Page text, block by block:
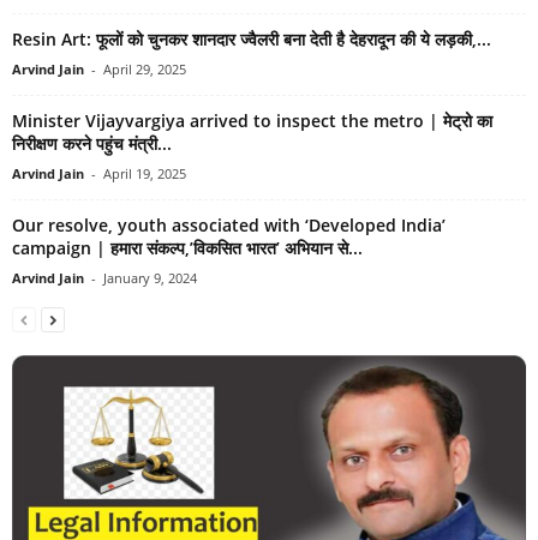
Resin Art: फूलों को चुनकर शानदार ज्वैलरी बना देती है देहरादून की ये लड़की,...
Arvind Jain - April 29, 2025
Minister Vijayvargiya arrived to inspect the metro | मेट्रो का
निरीक्षण करने पहुंच मंत्री...
Arvind Jain - April 19, 2025
Our resolve, youth associated with ‘Developed India’
campaign | हमारा संकल्प,’विकसित भारत’ अभियान से...
Arvind Jain - January 9, 2024